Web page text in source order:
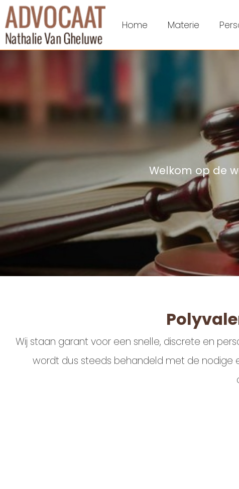
Home Materie
Welkom op de
Wij staan garant voor een snelle, discrete en
wordt dus steeds behandeld met de nodige